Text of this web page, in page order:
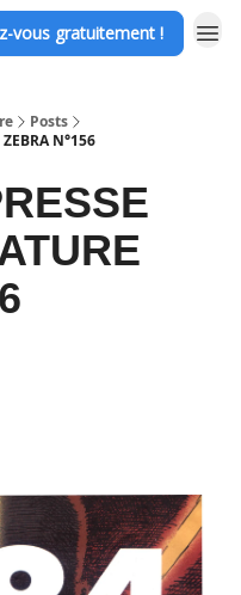
vous gratuitement !
Posts
ZEBRA N°156